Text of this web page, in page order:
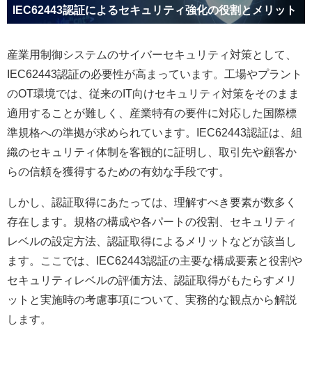
IEC62443認証によるセキュリティ強化の役割とメリット
産業用制御システムのサイバーセキュリティ対策として、
IEC62443認証の必要性が高まっています。工場やプラント
のOT環境では、従来のIT向けセキュリティ対策をそのまま
適用することが難しく、産業特有の要件に対応した国際標
準規格への準拠が求められています。IEC62443認証は、組
織のセキュリティ体制を客観的に証明し、取引先や顧客か
らの信頼を獲得するための有効な手段です。
しかし、認証取得にあたっては、理解すべき要素が数多く
存在します。規格の構成や各パートの役割、セキュリティ
レベルの設定方法、認証取得によるメリットなどが該当し
ます。ここでは、IEC62443認証の主要な構成要素と役割や
セキュリティレベルの評価方法、認証取得がもたらすメリ
ットと実施時の考慮事項について、実務的な観点から解説
します。